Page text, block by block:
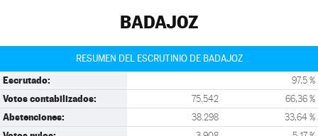
BADAJOZ
RESUMEN DEL ESCRUTINIO DE BADAJOZ
Escrutado: 97,5 %
Votos contabilizados: 75.542 66,36 %
Abstenciones: 38.298 33,64 %